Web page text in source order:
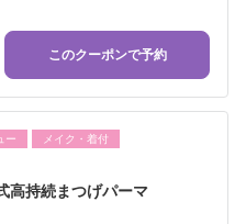
このクーポンで予約
ー
メイク・着付
高持続まつげパーマ